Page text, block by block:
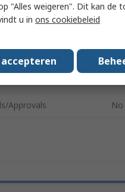
Pieces 1
Approvals No
"Alles weigeren". Dit kan de
u in ons cookiebeleid